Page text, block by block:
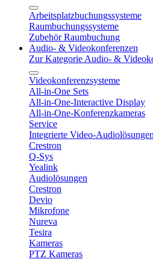
Arbeitsplatzbuchungssysteme
Raumbuchungssysteme
Zubehör Raumbuchung
Audio- & Videokonferenzen
Zur Kategorie Audio- &
Videokonferenzsysteme
All-in-One Sets
All-in-One-Interactive Display
All-in-One-Konferenzkameras
Service
Integrierte Video-Audiolösungen
Crestron
Q-Sys
Yealink
Audiolösungen
Crestron
Devio
Mikrofone
Nureva
Tesira
Kameras
PTZ Kameras